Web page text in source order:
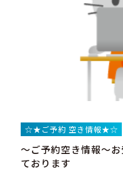
☆★ご予約 空き情報★☆
～ご予約空き情報～
ております